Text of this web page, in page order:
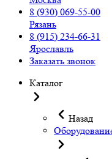
8 (930) 069-55-00
Рязань
8 (915) 234-66-31
Ярославль
Заказать звонок
Каталог
Назад